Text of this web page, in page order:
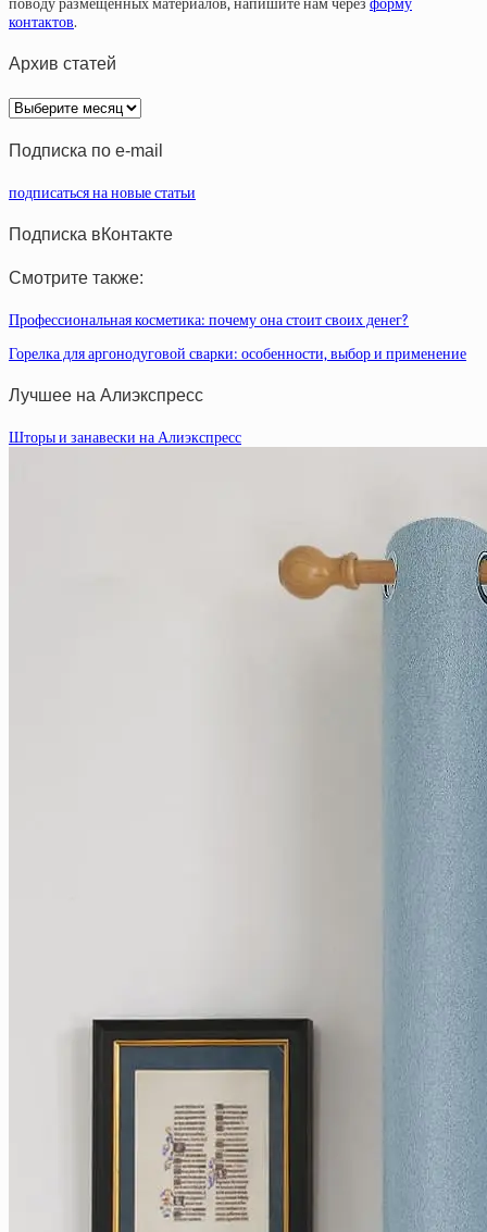
поводу размещенных материалов, напишите нам через форму
контактов.
Архив статей
Архив
статей
Подписка по e-mail
подписаться на новые статьи
Подписка вКонтакте
Смотрите также:
Профессиональная косметика: почему она стоит своих денег?
Горелка для аргонодуговой сварки: особенности, выбор и применение
Лучшее на Алиэкспресс
Шторы и занавески на Алиэкспресс